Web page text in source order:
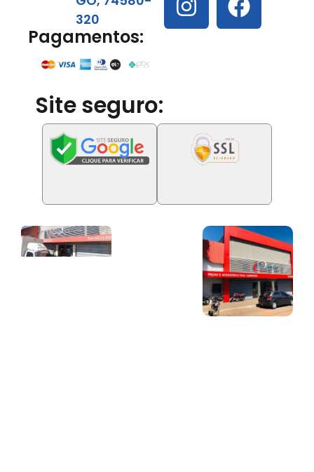
320
Pagamentos:
Site seguro: